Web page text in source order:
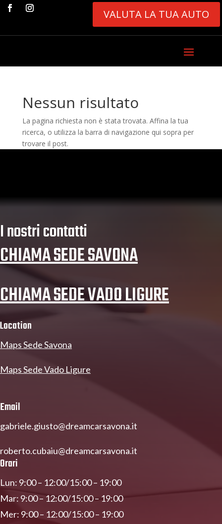
VALUTA LA TUA AUTO
Nessun risultato
La pagina richiesta non è stata trovata. Affina la tua
ricerca, o utilizza la barra di navigazione qui sopra per
trovare il post.
I nostri contatti
CHIAMA SEDE SAVONA
CHIAMA SEDE VADO LIGURE
Location
Maps Sede Savona
Maps Sede Vado Ligure
Email
gabriele.giusto@dreamcarsavona.it
roberto.cubaiu@dreamcarsavona.it
Orari
Lun: 9:00 – 12:00/15:00 – 19:00
Mar: 9:00 – 12:00/15:00 – 19:00
Mer: 9:00 – 12:00/15:00 – 19:00